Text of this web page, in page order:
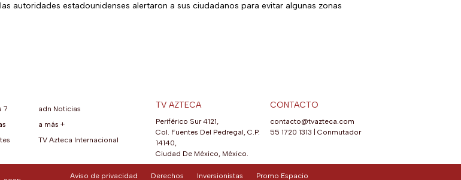
autoridades estadounidenses alertaron a sus ciudadanos para evitar algunas zonas
pestaña)
nueva pestaña)
una nueva pestaña)
7
adn Noticias
a más +
TV Azteca Internacional
TV AZTECA
Periférico Sur 4121,
Col. Fuentes Del Pedregal, C.P.
14140,
Ciudad De México, México.
CONTACTO
contacto@tvazteca.com
55 1720 1313
Conmutador
Aviso de privacidad Derechos Inversionistas Promo Espacio